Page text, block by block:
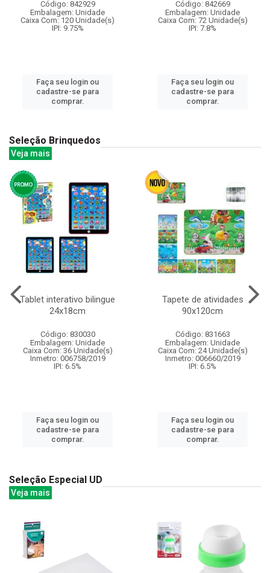
Código: 842929
Embalagem: Unidade
Caixa Com: 120 Unidade(s)
IPI: 9.75%
Faça seu login ou
cadastre-se para
comprar.
Código: 842669
Embalagem: Unidade
Caixa Com: 72 Unidade(s)
IPI: 7.8%
Faça seu login ou
cadastre-se para
comprar.
Seleção Brinquedos
Veja mais
Tablet interativo bilingue
24x18cm
Código: 830030
Embalagem: Unidade
Caixa Com: 36 Unidade(s)
Inmetro: 006758/2019
IPI: 6.5%
Faça seu login ou
cadastre-se para
comprar.
Tapete de atividades
90x120cm
Código: 831663
Embalagem: Unidade
Caixa Com: 24 Unidade(s)
Inmetro: 006660/2019
IPI: 6.5%
Faça seu login ou
cadastre-se para
comprar.
Seleção Especial UD
Veja mais